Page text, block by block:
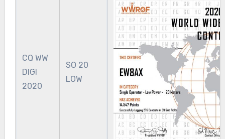
CQ WW
DIGI
2020
SO 20
LOW